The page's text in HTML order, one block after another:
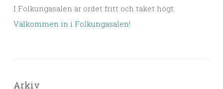
I Folkungasalen är ordet fritt och taket högt.
Välkommen in i Folkungasalen!
Arkiv